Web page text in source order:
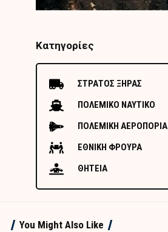
Κατηγορίες
ΣΤΡΑΤΟΣ ΞΗΡΑΣ
ΠΟΛΕΜΙΚΟ ΝΑΥΤΙΚΟ
ΠΟΛΕΜΙΚΗ ΑΕΡΟΠΟΡΙΑ
ΕΘΝΙΚΗ ΦΡΟΥΡΑ
ΘΗΤΕΙΑ
You Might Also Like